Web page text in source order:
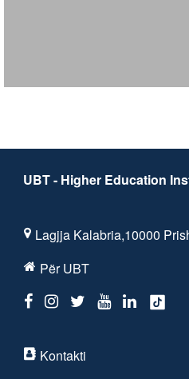
UBT - Higher Education
Lagjja Kalabria,10000
Për UBT
Kontakti